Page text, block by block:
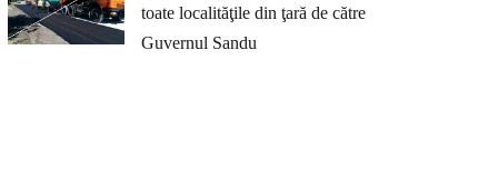
toate localităţile din ţară de către
Guvernul Sandu